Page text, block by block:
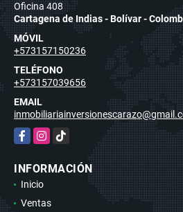
Oficina 408
Cartagena de Indias - Bolívar -
MÓVIL
+573157150236
TELÉFONO
+573157039656
EMAIL
FacebookInstagram
TikTok
INFORMACIÓN
Inicio
Ventas